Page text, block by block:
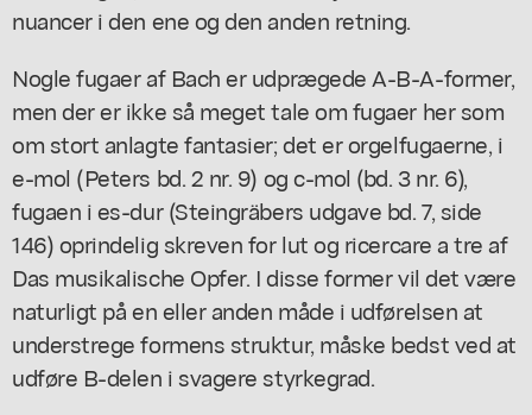
nuancer i den ene og den anden retning.
Nogle fugaer af Bach er udprægede A-B-A-former,
men der er ikke så meget tale om fugaer her som
om stort anlagte fantasier; det er orgelfugaerne, i
e-mol (Peters bd. 2 nr. 9) og c-mol (bd. 3 nr. 6),
fugaen i es-dur (Steingräbers udgave bd. 7, side
146) oprindelig skreven for lut og ricercare a tre af
Das musikalische Opfer. I disse former vil det være
naturligt på en eller anden måde i udførelsen at
understrege formens struktur, måske bedst ved at
udføre B-delen i svagere styrkegrad.